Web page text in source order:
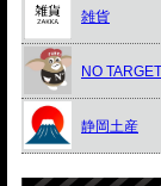
雑貨
NO
静岡土産